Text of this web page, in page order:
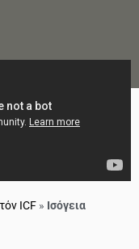
ICF » Ισόγεια